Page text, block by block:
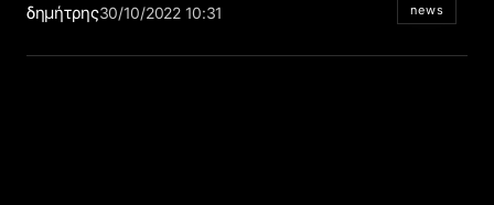
δημήτρης30/10/2022 10:31 news